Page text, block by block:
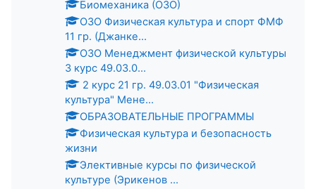
Биомеханика (ОЗО)
ОЗО Физическая культура и спорт ФМФ
11 гр. (Джанке...
ОЗО Менеджмент физической культуры
3 курс 49.03.0...
2 курс 21 гр. 49.03.01 "Физическая
культура" Мене...
ОБРАЗОВАТЕЛЬНЫЕ ПРОГРАММЫ
Физическая культура и безопасность
жизни
Элективные курсы по физической
культуре (Эрикенов ...